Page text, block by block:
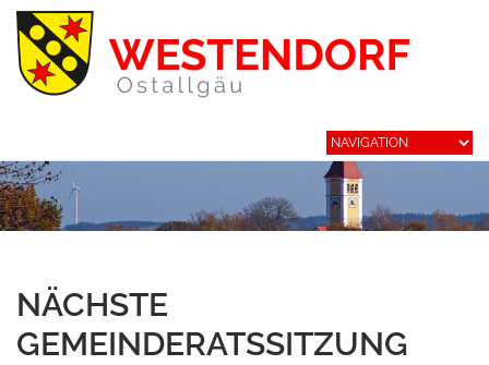
NÄCHSTE
GEMEINDERATSSITZUNG